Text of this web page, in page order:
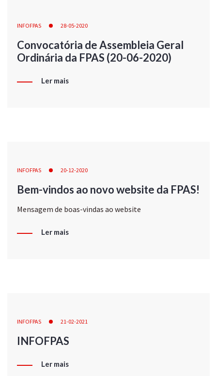
INFOFPAS 28-05-2020
Convocatória de Assembleia Geral
Ordinária da FPAS (20-06-2020)
Ler mais
INFOFPAS 20-12-2020
Bem-vindos ao novo website da FPAS!
Mensagem de boas-vindas ao website
Ler mais
INFOFPAS 21-02-2021
INFOFPAS
Ler mais